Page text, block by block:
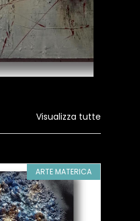
Visualizza tutte
ARTE MATERICA